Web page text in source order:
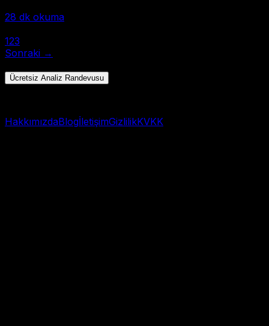
28 dk okuma
123
Sonraki →
Ücretsiz Analiz Randevusu
HakkımızdaBlogİletişimGizlilikKVKK